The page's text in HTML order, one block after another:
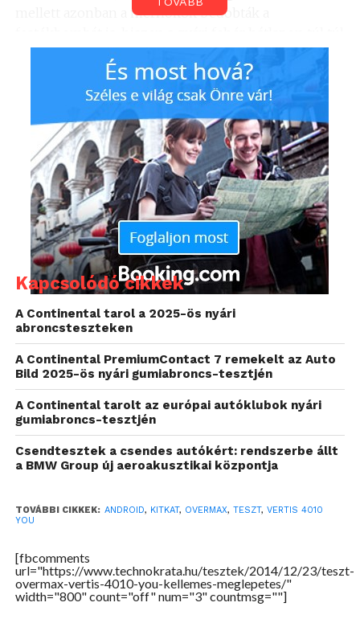
mellett azonban a mérnökök bedobták a
A kék, citromsárga, lila és rózsaszín színben
pompázó négyesből bizonyára mindenki megtalálja
a számára leginkább tetsző darabot. Jó hír, hogy ezek
túl még egy gumi tok is a repertoár része, így a
csillogó hátlap sokáig fényes marad.
Külső
elriaszthatja a vásárlókat. A Vertis 4010 You ezért egy
kapott. Az előlapot a 4”-es, IPS képernyő foglalja el,
az egység 480 x 800 pixeles felbontással bír.
Kapcsolódó cikkek
A Continental tarol a 2025-ös nyári
abroncsteszteken
A Continental PremiumContact 7 remekelt az Auto
Bild 2025-ös nyári gumiabroncs-tesztjén
A Continental tarolt az európai autóklubok nyári
gumiabroncs-tesztjén
Csendtesztek a csendes autókért: rendszerbe állt
a BMW Group új aeroakusztikai központja
TOVÁBBI CIKKEK: ANDROID, KITKAT, OVERMAX, TESZT, VERTIS 4010
YOU
[fbcomments
url="https://www.technokrata.hu/tesztek/2014/12/23/teszt-
overmax-vertis-4010-you-kellemes-meglepetes/"
width="800" count="off" num="3" countmsg=""]